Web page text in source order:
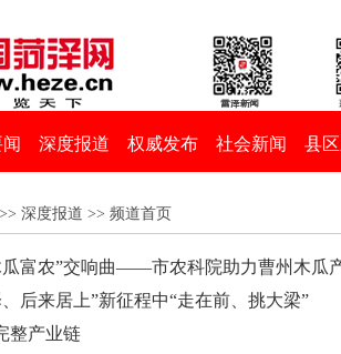
深度报道 权威发布 社会新闻 县
>> 深度报道 >> 频道首页
瓜富农”交响曲——市农科院助力曹州木瓜
后来居上”新征程中“走在前、挑大梁”
整产业链